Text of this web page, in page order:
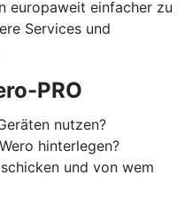
europaweit einfacher zu
Services und
PRO
nutzen?
hinterlegen?
und von wem